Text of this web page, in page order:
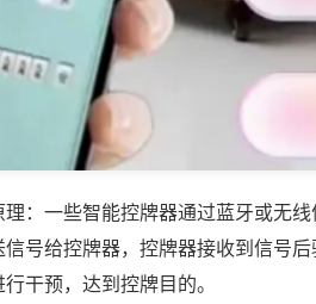
：一些智能控牌器通过蓝牙或无
号给控牌器，控牌器接收到信号
干预，达到控牌目的。